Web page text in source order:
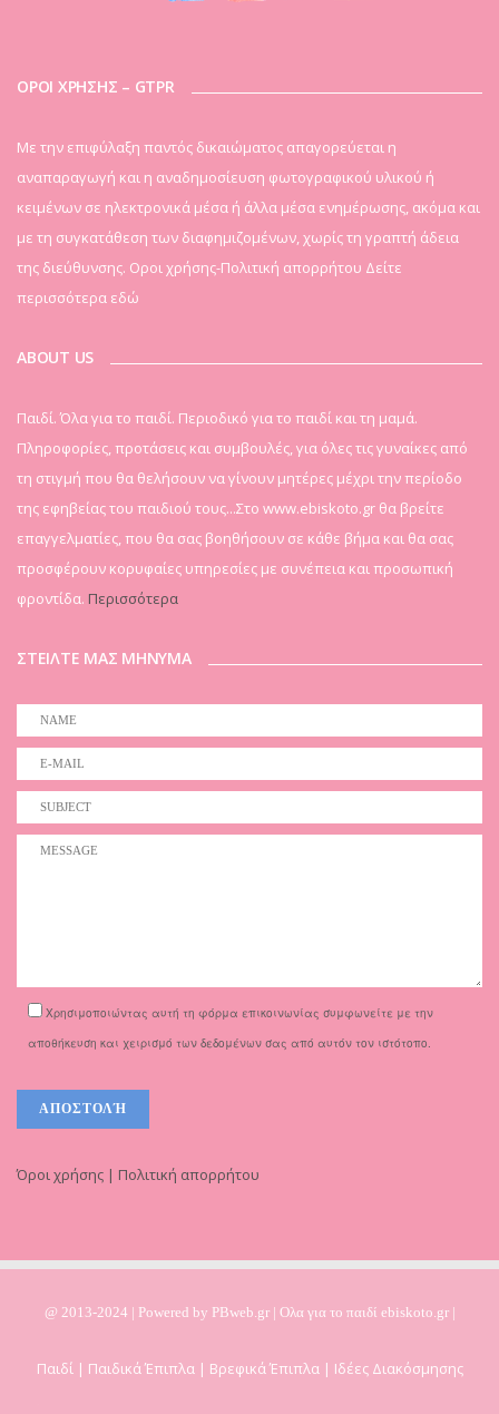
ΟΡΟΙ ΧΡΗΣΗΣ – GTPR
Mε την επιφύλαξη παντός δικαιώματος απαγορεύεται η
αναπαραγωγή και η αναδημοσίευση φωτογραφικού υλικού ή
κειμένων σε ηλεκτρονικά μέσα ή άλλα μέσα ενημέρωσης, ακόμα και
με τη συγκατάθεση των διαφημιζομένων, χωρίς τη γραπτή άδεια
της διεύθυνσης. Οροι χρήσης-Πολιτική απορρήτου Δείτε
περισσότερα εδώ
ABOUT US
Παιδί. Όλα για το παιδί. Περιοδικό για το παιδί και τη μαμά.
Πληροφορίες, προτάσεις και συμβουλές, για όλες τις γυναίκες από
τη στιγμή που θα θελήσουν να γίνουν μητέρες μέχρι την περίοδο
της εφηβείας του παιδιού τους...Στο www.ebiskoto.gr θα βρείτε
επαγγελματίες, που θα σας βοηθήσουν σε κάθε βήμα και θα σας
προσφέρουν κορυφαίες υπηρεσίες με συνέπεια και προσωπική
φροντίδα. Περισσότερα
ΣΤΕΙΛΤΕ ΜΑΣ ΜΗΝΥΜΑ
Χρησιμοποιώντας αυτή τη φόρμα επικοινωνίας συμφωνείτε με την
αποθήκευση και χειρισμό των δεδομένων σας από αυτόν τον ιστότοπο.
Όροι χρήσης | Πολιτική απορρήτου
@ 2013-2024 | Powered by PBweb.gr | Ολα για το παιδί ebiskoto.gr |
Παιδί | Παιδικά Έπιπλα | Βρεφικά Έπιπλα | Ιδέες Διακόσμησης